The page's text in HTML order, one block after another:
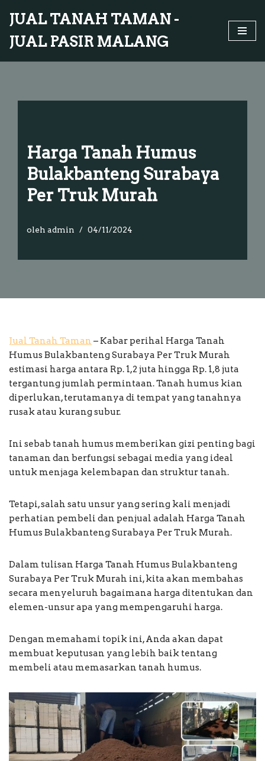
ke
konten
JUAL TANAH TAMAN -
JUAL PASIR MALANG
Harga Tanah Humus
Bulakbanteng Surabaya
Per Truk Murah
oleh admin 04/11/2024
Jual Tanah Taman – Kabar perihal Harga Tanah
Humus Bulakbanteng Surabaya Per Truk Murah
estimasi harga antara Rp. 1,2 juta hingga Rp. 1,8 juta
tergantung jumlah permintaan. Tanah humus kian
diperlukan, terutamanya di tempat yang tanahnya
rusak atau kurang subur.
Ini sebab tanah humus memberikan gizi penting bagi
tanaman dan berfungsi sebagai media yang ideal
untuk menjaga kelembapan dan struktur tanah.
Tetapi, salah satu unsur yang sering kali menjadi
perhatian pembeli dan penjual adalah Harga Tanah
Humus Bulakbanteng Surabaya Per Truk Murah.
Dalam tulisan Harga Tanah Humus Bulakbanteng
Surabaya Per Truk Murah ini, kita akan membahas
secara menyeluruh bagaimana harga ditentukan dan
elemen-unsur apa yang mempengaruhi harga.
Dengan memahami topik ini, Anda akan dapat
membuat keputusan yang lebih baik tentang
membeli atau memasarkan tanah humus.